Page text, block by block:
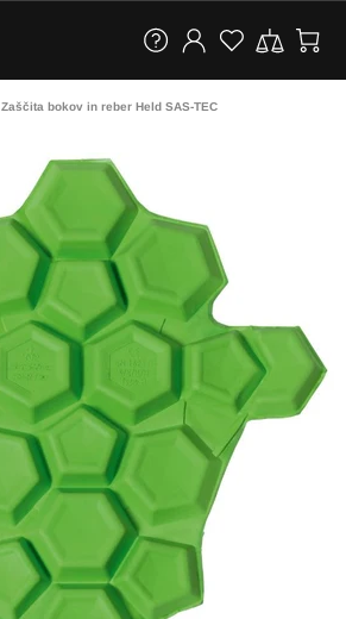
Zaščita bokov in reber Held SAS-TEC